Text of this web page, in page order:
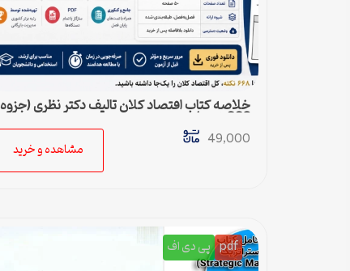
خلاصه کتاب اقتصاد کلان تالیف دکتر نظری (جزوه
668 نکته)
49,000
مشاهده و خرید
pdf پی دی اف